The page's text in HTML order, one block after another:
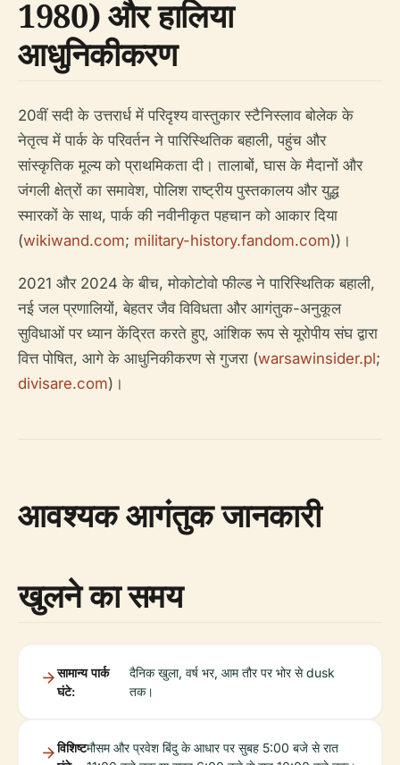
1980) और हालिया
आधुनिकीकरण
20वीं सदी के उत्तरार्ध में परिदृश्य वास्तुकार स्टैनिस्लाव बोलेक के
नेतृत्व में पार्क के परिवर्तन ने पारिस्थितिक बहाली, पहुंच और
सांस्कृतिक मूल्य को प्राथमिकता दी। तालाबों, घास के मैदानों और
जंगली क्षेत्रों का समावेश, पोलिश राष्ट्रीय पुस्तकालय और युद्ध
स्मारकों के साथ, पार्क की नवीनीकृत पहचान को आकार दिया
(wikiwand.com; military-history.fandom.com))।
2021 और 2024 के बीच, मोकोटोवो फील्ड ने पारिस्थितिक बहाली,
नई जल प्रणालियों, बेहतर जैव विविधता और आगंतुक-अनुकूल
सुविधाओं पर ध्यान केंद्रित करते हुए, आंशिक रूप से यूरोपीय संघ द्वारा
वित्त पोषित, आगे के आधुनिकीकरण से गुजरा (warsawinsider.pl;
divisare.com)।
आवश्यक आगंतुक जानकारी
खुलने का समय
सामान्य पार्क
घंटे:
दैनिक खुला, वर्ष भर, आम तौर पर भोर से dusk
तक।
विशिष्टमौसम और प्रवेश बिंदु के आधार पर सुबह 5:00 बजे से रात